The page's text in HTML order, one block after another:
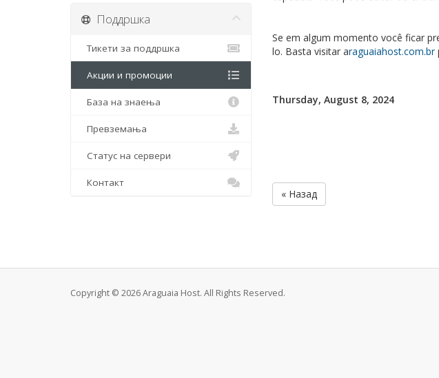
Se em algum momento você ficar
lo. Basta visitar araguaiahost.com.br
Thursday, August 8, 2024
« Назад
Поддршка
Тикети за поддршка
Акции и промоции
База на знаења
Превземања
Статус на сервери
Контакт
Copyright © 2026 Araguaia Host. All Rights Reserved.